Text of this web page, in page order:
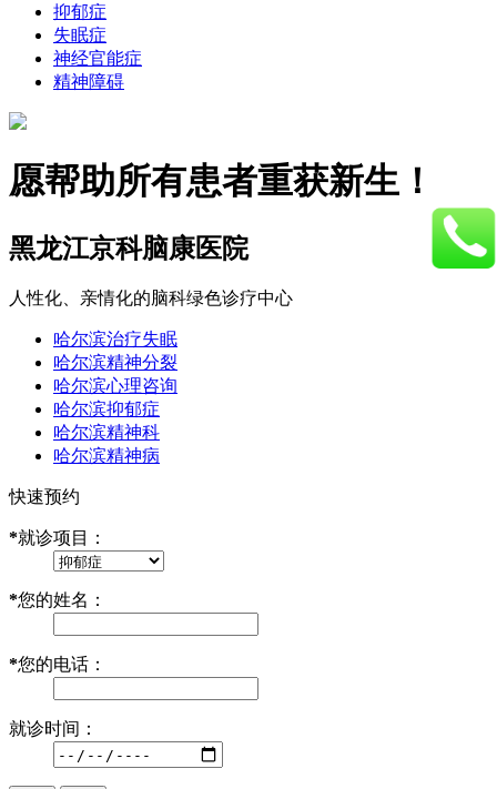
抑郁症
失眠症
神经官能症
精神障碍
愿帮助所有患者重获新生！
黑龙江京科脑康医院
人性化、亲情化的脑科绿色诊疗中心
哈尔滨治疗失眠
哈尔滨精神分裂
哈尔滨心理咨询
哈尔滨抑郁症
哈尔滨精神科
哈尔滨精神病
快速预约
*就诊项目：
*您的姓名：
*您的电话：
就诊时间：